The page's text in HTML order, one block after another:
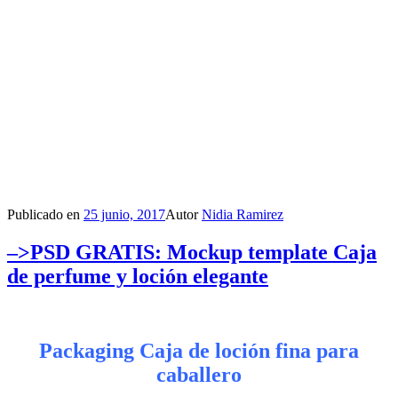
Publicado en 25 junio, 2017AutorNidia Ramirez
–>PSD GRATIS: Mockup template Caja
de perfume y loción elegante
Packaging Caja de loción fina para
caballero